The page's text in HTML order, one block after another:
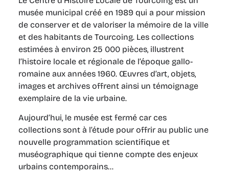
musée municipal créé en 1989 qui a pour mission
de conserver et de valoriser la mémoire de la ville
et des habitants de Tourcoing. Les collections
estimées à environ 25 000 pièces, illustrent
l’histoire locale et régionale de l’époque gallo-
romaine aux années 1960. Œuvres d’art, objets,
images et archives offrent ainsi un témoignage
exemplaire de la vie urbaine.
Aujourd’hui, le musée est fermé car ces
collections sont à l’étude pour offrir au public une
nouvelle programmation scientifique et
muséographique qui tienne compte des enjeux
urbains contemporains…